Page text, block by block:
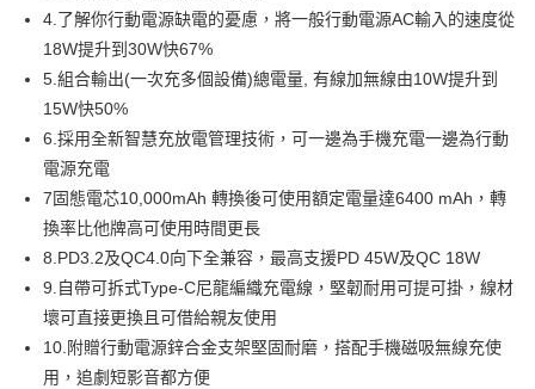
購買商品的店家。未經商家同意取消之訂單仍視為有效，需透過AFTEE先享
※ 交易是否成功請以「AFTEE先享後付 」之結帳頁面顯示為準，若有關於
是否繳費成功／繳費後需取消欲退款等相關疑問，請聯繫「AFTEE先享後付
客戶支援中心」
【注意事項】
１．透過由恩沛科技股份有限公司提供之「AFTEE先享後付」服務完成之交
權轉讓予恩沛科技股份有限公司。
２．關於個人資料處理事宜，請瀏覽以下網址：
https://aftee.tw/terms/#terms3
３．未成年的使用者請事先徵得法定代理人或監護人之同意方可使用
「AFTEE先享後付」，若未經同意申辦者引起之損失，本公司不負相關責
任。
時審查核予不同之上限額度；若仍有額度不足之情形，本公司將視審查結果
請求用戶進行身份認證。
4.了解你行動電源缺電的憂慮，將一般行動電源AC輸入的速度從
18W提升到30W快67%
5.組合輸出(一次充多個設備)總電量, 有線加無線由10W提升到
15W快50%
6.採用全新智慧充放電管理技術，可一邊為手機充電一邊為行動
電源充電
7固態電芯10,000mAh 轉換後可使用額定電量達6400 mAh，轉
換率比他牌高可使用時間更長
8.PD3.2及QC4.0向下全兼容，最高支援PD 45W及QC 18W
9.自帶可拆式Type-C尼龍編織充電線，堅韌耐用可提可掛，線材
壞可直接更換且可借給親友使用
10.附贈行動電源鋅合金支架堅固耐磨，搭配手機磁吸無線充使
用，追劇短影音都方便